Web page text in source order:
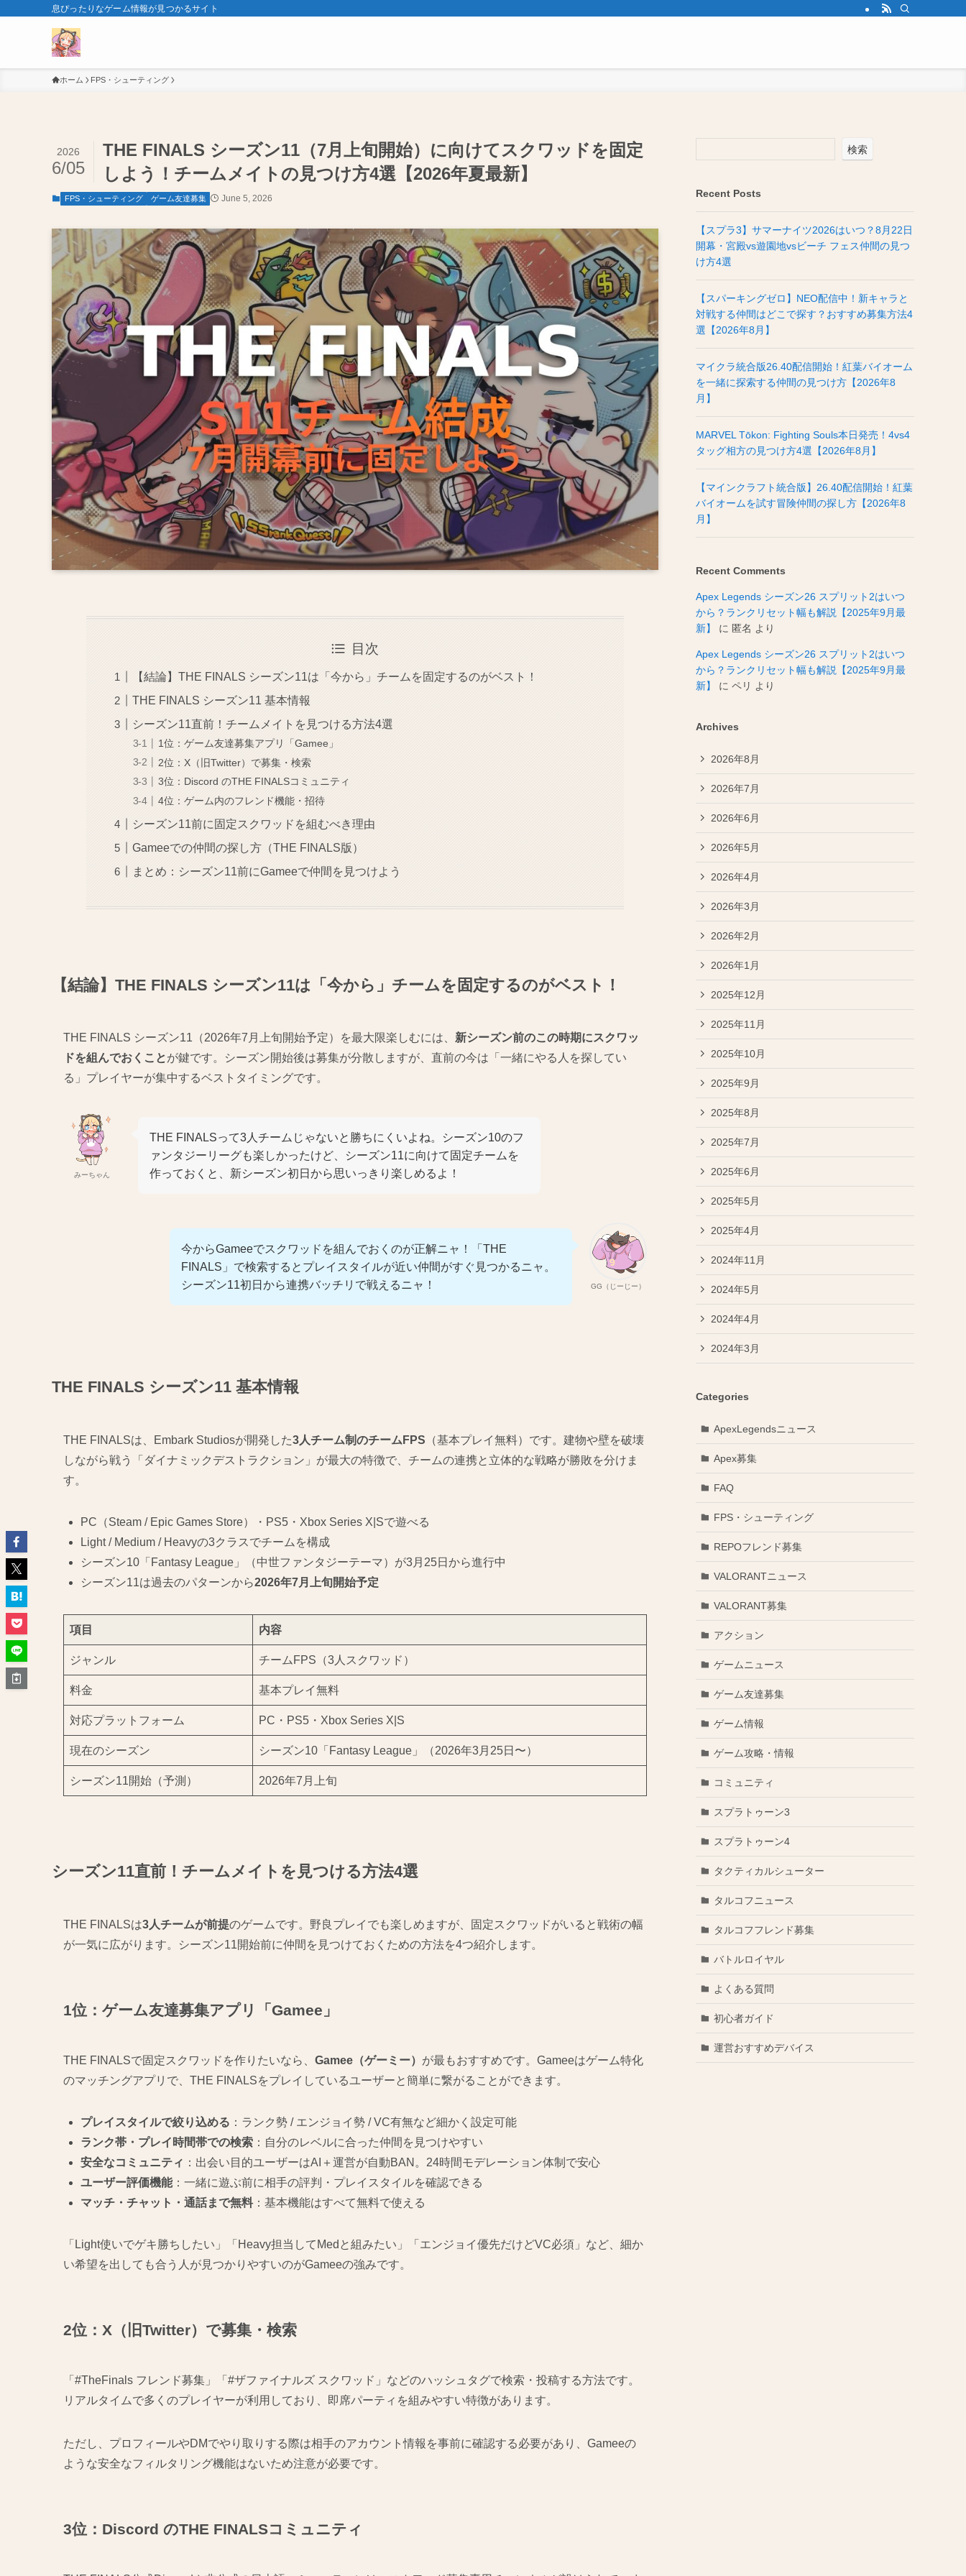
息ぴったりなゲーム情報が見つかるサイト
ホーム FPS・シューティング
THE FINALS シーズン11（7月上旬開始）に向けてスクワッドを固定
しよう！チームメイトの見つけ方4選【2026年夏最新】
2026
6/05
FPS・シューティング ゲーム友達募集 June 5, 2026
目次
【結論】THE FINALS シーズン11は「今から」チームを固定するのがベスト！
THE FINALS シーズン11 基本情報
シーズン11直前！チームメイトを見つける方法4選
1位：ゲーム友達募集アプリ「Gamee」
2位：X（旧Twitter）で募集・検索
3位：Discord のTHE FINALSコミュニティ
4位：ゲーム内のフレンド機能・招待
シーズン11前に固定スクワッドを組むべき理由
Gameeでの仲間の探し方（THE FINALS版）
まとめ：シーズン11前にGameeで仲間を見つけよう
【結論】THE FINALS シーズン11は「今から」チームを固定するのがベスト！
THE FINALS シーズン11（2026年7月上旬開始予定）を最大限楽しむには、 新シーズン前のこの時期にスクワッ
ドを組んでおくことが鍵です。シーズン開始後は募集が分散しますが、直前の今は「一緒にやる人を探してい
る」プレイヤーが集中するベストタイミングです。
みーちゃん
THE FINALSって3人チームじゃないと勝ちにくいよね。シーズン10のフ
ァンタジーリーグも楽しかったけど、シーズン11に向けて固定チームを
作っておくと、新シーズン初日から思いっきり楽しめるよ！
GG（じーじー）
今からGameeでスクワッドを組んでおくのが正解ニャ！「THE
FINALS」で検索するとプレイスタイルが近い仲間がすぐ見つかるニャ。
シーズン11初日から連携バッチリで戦えるニャ！
THE FINALS シーズン11 基本情報
THE FINALSは、Embark Studiosが開発した3人チーム制のチームFPS （基本プレイ無料）です。建物や壁を破壊
しながら戦う「ダイナミックデストラクション」が最大の特徴で、チームの連携と立体的な戦略が勝敗を分けま
す。
PC（Steam / Epic Games Store）・PS5・Xbox Series X|Sで遊べる
Light / Medium / Heavyの3クラスでチームを構成
シーズン10「Fantasy League」（中世ファンタジーテーマ）が3月25日から進行中
シーズン11は過去のパターンから2026年7月上旬開始予定
項目 内容
ジャンル チームFPS（3人スクワッド）
料金 基本プレイ無料
対応プラットフォーム PC・PS5・Xbox Series X|S
現在のシーズン シーズン10「Fantasy League」（2026年3月25日〜）
シーズン11開始（予測） 2026年7月上旬
シーズン11直前！チームメイトを見つける方法4選
THE FINALSは3人チームが前提のゲームです。野良プレイでも楽しめますが、固定スクワッドがいると戦術の幅
が一気に広がります。シーズン11開始前に仲間を見つけておくための方法を4つ紹介します。
1位：ゲーム友達募集アプリ「Gamee」
THE FINALSで固定スクワッドを作りたいなら、 Gamee（ゲーミー） が最もおすすめです。Gameeはゲーム特化
のマッチングアプリで、THE FINALSをプレイしているユーザーと簡単に繋がることができます。
プレイスタイルで絞り込める ：ランク勢 / エンジョイ勢 / VC有無など細かく設定可能
ランク帯・プレイ時間帯での検索 ：自分のレベルに合った仲間を見つけやすい
安全なコミュニティ ：出会い目的ユーザーはAI＋運営が自動BAN。24時間モデレーション体制で安心
ユーザー評価機能：一緒に遊ぶ前に相手の評判・プレイスタイルを確認できる
マッチ・チャット・通話まで無料：基本機能はすべて無料で使える
「Light使いでゲキ勝ちしたい」「Heavy担当してMedと組みたい」「エンジョイ優先だけどVC必須」など、細か
い希望を出しても合う人が見つかりやすいのがGameeの強みです。
2位：X（旧Twitter）で募集・検索
「#TheFinals フレンド募集」「#ザファイナルズ スクワッド」などのハッシュタグで検索・投稿する方法です。
リアルタイムで多くのプレイヤーが利用しており、即席パーティを組みやすい特徴があります。
ただし、プロフィールやDMでやり取りする際は相手のアカウント情報を事前に確認する必要があり、Gameeの
ような安全なフィルタリング機能はないため注意が必要です。
3位：Discord のTHE FINALSコミュニティ
検索
Recent Posts
【スプラ3】サマーナイツ2026はいつ？8月22日
開幕・宮殿vs遊園地vsビーチ フェス仲間の見つ
け方4選
【スパーキングゼロ】NEO配信中！新キャラと
対戦する仲間はどこで探す？おすすめ募集方法4
選【2026年8月】
マイクラ統合版26.40配信開始！紅葉バイオーム
を一緒に探索する仲間の見つけ方【2026年8
月】
MARVEL Tōkon: Fighting Souls本日発売！4vs4
タッグ相方の見つけ方4選【2026年8月】
【マインクラフト統合版】26.40配信開始！紅葉
バイオームを試す冒険仲間の探し方【2026年8
月】
Recent Comments
Apex Legends シーズン26 スプリット2はいつ
から？ランクリセット幅も解説【2025年9月最
新】
に 匿名 より
Apex Legends シーズン26 スプリット2はいつ
から？ランクリセット幅も解説【2025年9月最
新】
に ペリ より
Archives
2026年8月
2026年7月
2026年6月
2026年5月
2026年4月
2026年3月
2026年2月
2026年1月
2025年12月
2025年11月
2025年10月
2025年9月
2025年8月
2025年7月
2025年6月
2025年5月
2025年4月
2024年11月
2024年5月
2024年4月
2024年3月
Categories
ApexLegendsニュース
Apex募集
FAQ
FPS・シューティング
REPOフレンド募集
VALORANTニュース
VALORANT募集
アクション
ゲームニュース
ゲーム友達募集
ゲーム情報
ゲーム攻略・情報
コミュニティ
スプラトゥーン3
スプラトゥーン4
タクティカルシューター
タルコフニュース
タルコフフレンド募集
バトルロイヤル
よくある質問
初心者ガイド
運営おすすめデバイス